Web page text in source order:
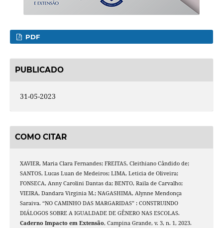
PDF
PUBLICADO
31-05-2023
COMO CITAR
XAVIER, Maria Clara Fernandes; FREITAS, Cleithiano Cândido de;
SANTOS, Lucas Luan de Medeiros; LIMA, Leticia de Oliveira;
FONSECA, Anny Carolini Dantas da; BENTO, Raila de Carvalho;
VIEIRA, Dandara Virginia M.; NAGASHIMA, Alynne Mendonça
Saraiva. “NO CAMINHO DAS MARGARIDAS” : CONSTRUINDO
DIÁLOGOS SOBRE A IGUALDADE DE GÊNERO NAS ESCOLAS.
Caderno Impacto em Extensão, Campina Grande, v. 3, n. 1, 2023.